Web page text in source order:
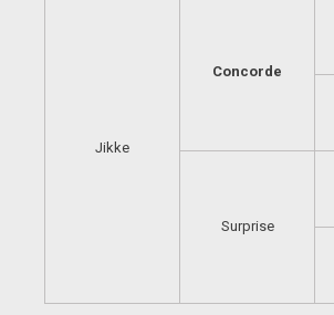
Jikke
Concorde
Surprise